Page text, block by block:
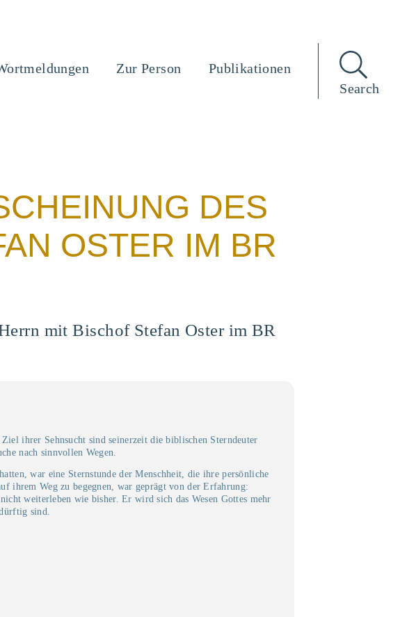
Zur Person
Publikationen
Search
DES
OSTER IM BR
mit Bischof Stefan Oster im BR
ihrer Sehnsucht sind seinerzeit die biblischen Sterndeuter
nach sinnvollen Wegen.
war eine Sternstunde der Menschheit, die ihre persönliche
ihrem Weg zu begegnen, war geprägt von der Erfahrung:
weiterleben wie bisher. Er wird sich das Wesen Gottes mehr
sind.